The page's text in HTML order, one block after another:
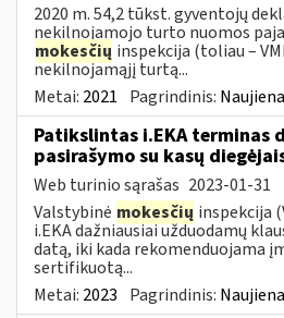
2020 m. 54,2 tūkst. gyventojų
nekilnojamojo turto nuomos
mokesčių inspekcija (toliau –
nekilnojamąjį turtą...
Metai: 2021 Pagrindinis: Naujiena
Patikslintas i.EKA terminas
pasirašymo su kasų
Web turinio sąrašas 2023-01-31
Valstybinė mokesčių inspekcija
i.EKA dažniausiai užduodamų
datą, iki kada rekomenduojama
sertifikuotą...
Metai: 2023 Pagrindinis: Naujiena